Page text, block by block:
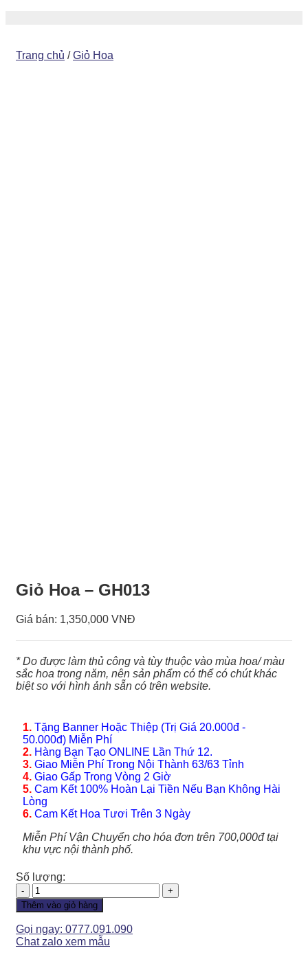
Trang chủ / Giỏ Hoa
Giỏ Hoa – GH013
Giá bán: 1,350,000 VNĐ
* Do được làm thủ công và tùy thuộc vào mùa hoa/ màu
sắc hoa trong năm, nên sản phẩm có thể có chút khác
biệt so với hình ảnh sẵn có trên website.
1. Tặng Banner Hoặc Thiệp (Trị Giá 20.000đ -
50.000đ) Miễn Phí
2. Hàng Bạn Tạo ONLINE Lần Thứ 12.
3. Giao Miễn Phí Trong Nội Thành 63/63 Tỉnh
4. Giao Gấp Trong Vòng 2 Giờ
5. Cam Kết 100% Hoàn Lại Tiền Nếu Bạn Không Hài
Lòng
6. Cam Kết Hoa Tươi Trên 3 Ngày
Miễn Phí Vận Chuyển cho hóa đơn trên 700,000đ tại
khu vực nội thành phố.
Số lượng:
Giỏ
Hoa
-
GH013
số
lượng
Thêm vào giỏ hàng
Gọi ngay: 0777.091.090
Chat zalo xem mẫu